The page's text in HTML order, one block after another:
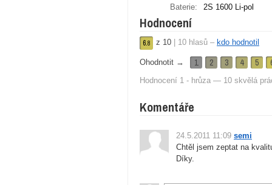
Baterie:
2S 1600 Li-pol
Hodnocení
6.8 z 10 10 hlasů – kdo hodnotil
Ohodnotit → 1 2 3 4 5
Hodnocení 1 - hrůza — 10 skvělá
Komentáře
24.5.2011 11:09 semi
Chtěl jsem zeptat na
Díky.